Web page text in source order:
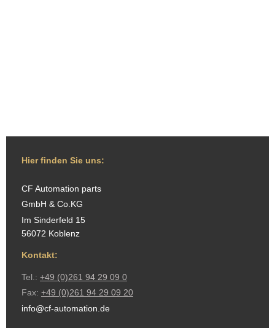
Hier finden Sie uns:
CF Automation parts
GmbH & Co.KG
Im Sinderfeld 15
56072 Koblenz
Kontakt:
Tel.: +49 (0)261 94 29 09 0
Fax: +49 (0)261 94 29 09 20
info@cf-automation.de